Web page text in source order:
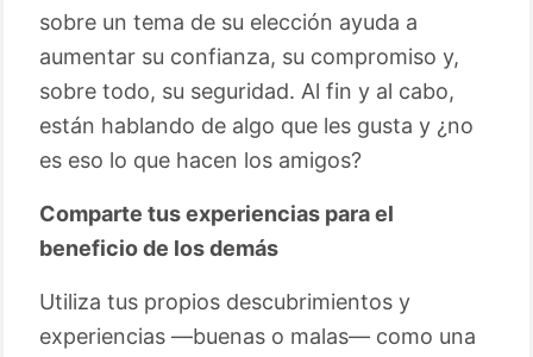
sobre un tema de su elección ayuda a
aumentar su confianza, su compromiso y,
sobre todo, su seguridad. Al fin y al cabo,
están hablando de algo que les gusta y ¿no
es eso lo que hacen los amigos?
Comparte tus experiencias para el
beneficio de los demás
Utiliza tus propios descubrimientos y
experiencias —buenas o malas— como una